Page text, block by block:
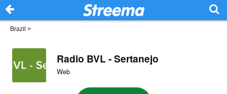
Brazil >
Radio BVL - Sertanejo
Web